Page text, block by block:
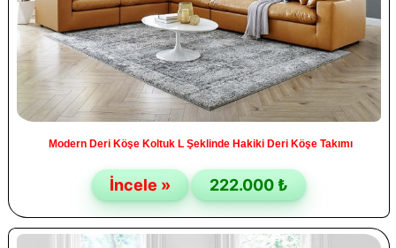
Modern Deri Köşe Koltuk L Şeklinde Hakiki Deri Köşe Takımı
İncele » 222.000 ₺